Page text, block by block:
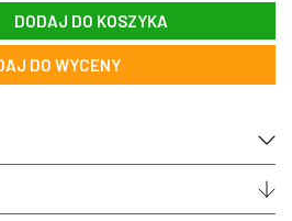
DODAJ DO KOSZYKA
DO WYCENY